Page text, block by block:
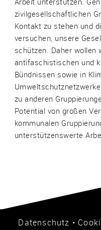
zivilgesellschaftlichen
Kontakt zu stehen und
versuchen, unsere
schützen. Daher
antifaschistischen und
Bündnissen sowie in
zu anderen
Potential von großen
kommunalen
unterstützenswerte
Datenschutz •